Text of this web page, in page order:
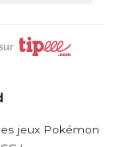
jeux Pokémon